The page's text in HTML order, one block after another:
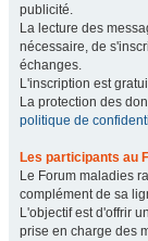
publicité.
La lecture des
nécessaire, de
échanges.
L'inscription est
La protection des
politique de
Les participants au
Le Forum maladies
complément de sa
L'objectif est d'offrir
prise en charge des